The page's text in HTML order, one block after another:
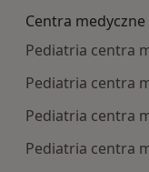
Centra
Pediatria centra
Pediatria centra
Pediatria centra
Pediatria centra